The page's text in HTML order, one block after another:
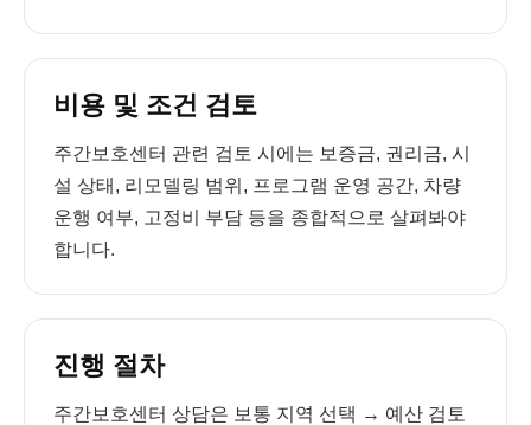
비용 및 조건 검토
주간보호센터 관련 검토 시에는 보증금, 권리금, 시
설 상태, 리모델링 범위, 프로그램 운영 공간, 차량
운행 여부, 고정비 부담 등을 종합적으로 살펴봐야
합니다.
진행 절차
주간보호센터 상담은 보통 지역 선택 → 예산 검토